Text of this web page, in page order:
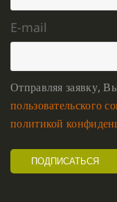
E-mail
Отправляя заявку,
пользовательского
политикой